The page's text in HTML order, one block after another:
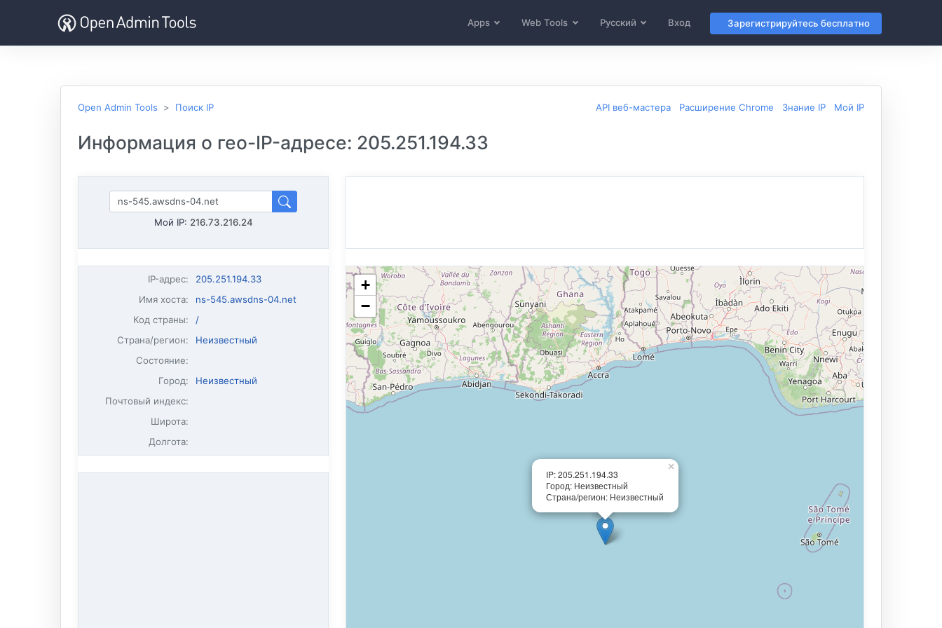
Apps Web Tools Русский Вход Зарегистрируйтесь бесплатно
Open Admin Tools Поиск IP API веб-мастера Расширение Chrome Знание IP Мой IP
Информация о гео-IP-адресе: 205.251.194.33
Мой IP: 216.73.216.24
IP-адрес:
205.251.194.33
Имя хоста:
ns-545.awsdns-04.net
Код страны:
/
Страна/регион:
Неизвестный
Состояние:
Город:
Неизвестный
Почтовый индекс:
Широта:
Долгота:
IP: 205.251.194.33
Город: Неизвестный
Страна/регион: Неизвестный
×
+
−